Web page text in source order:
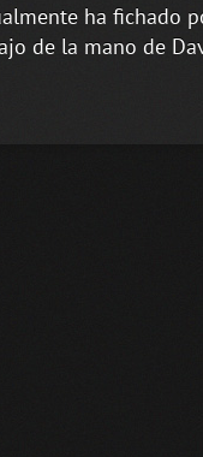
ha fichado
de la mano de